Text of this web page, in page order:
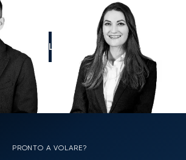
CALL US
PRONTO A VOLARE?